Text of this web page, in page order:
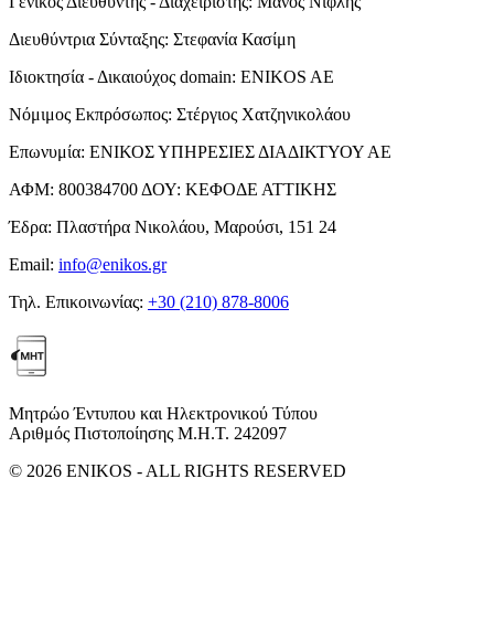
Διευθύντρια Σύνταξης: Στεφανία Κασίμη
Ιδιοκτησία - Δικαιούχος domain: ENIKOS AE
Νόμιμος Εκπρόσωπος: Στέργιος Χατζηνικολάου
Επωνυμία: ΕΝΙΚΟΣ ΥΠΗΡΕΣΙΕΣ ΔΙΑΔΙΚΤΥΟΥ ΑΕ
ΑΦΜ: 800384700 ΔΟΥ: ΚΕΦΟΔΕ ΑΤΤΙΚΗΣ
Έδρα: Πλαστήρα Νικολάου, Μαρούσι, 151 24
Email: info@enikos.gr
Τηλ. Επικοινωνίας: +30 (210) 878-8006
Μητρώο Έντυπου και Ηλεκτρονικού Τύπου
Αριθμός Πιστοποίησης Μ.Η.Τ. 242097
© 2026 ENIKOS - ALL RIGHTS RESERVED